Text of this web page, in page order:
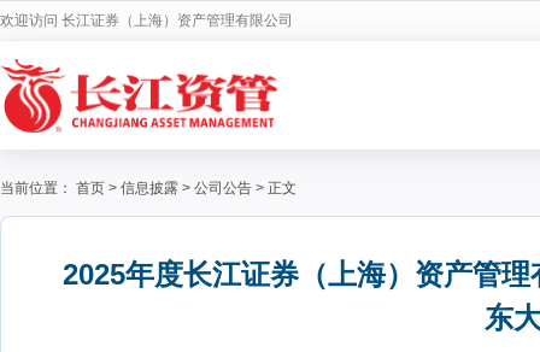
欢迎访问 长江证券（上海）资产管理有限公司
当前位置： 首页 > 信息披露 > 公司公告 > 正文
2025年度长江证券（上海）资产管
东